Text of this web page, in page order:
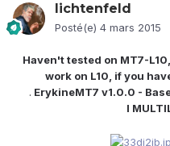
lichtenfeld
Posté(e) 4 mars 2015
Haven't tested on MT7-
work on L10, if you
. ErykineMT7 v1.0.0 -
l